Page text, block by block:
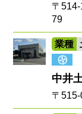
〒
79
業種
中井
〒